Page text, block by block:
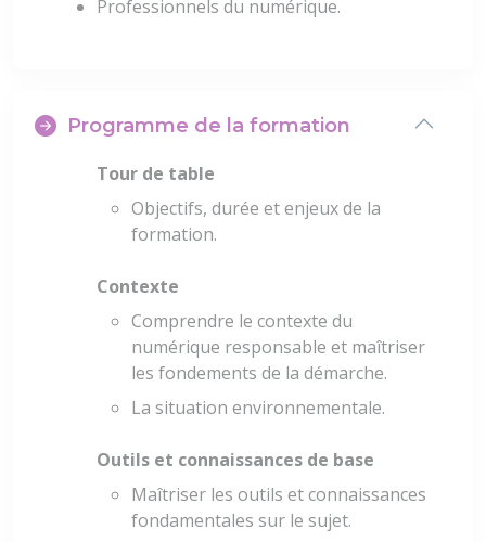
Professionnels du numérique.
Programme de la formation
Tour de table
Objectifs, durée et enjeux de la
formation.
Contexte
Comprendre le contexte du
numérique responsable et maîtriser
les fondements de la démarche.
La situation environnementale.
Outils et connaissances de base
Maîtriser les outils et connaissances
fondamentales sur le sujet.